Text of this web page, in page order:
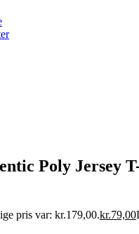
Poly Jersey
pris var: kr.179,00.kr.79,00